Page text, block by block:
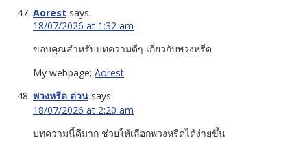
Aorest says:
18/07/2026 at 1:32 am
ขอบคุณสำหรับบทความดีๆ เกี่ยวกับพวงหรีด
My webpage; Aorest
พวงหรีด ด่วน says:
18/07/2026 at 2:20 am
บทความนี้ดีมาก ช่วยให้เลือกพวงหรีดได้ง่ายขึ้น